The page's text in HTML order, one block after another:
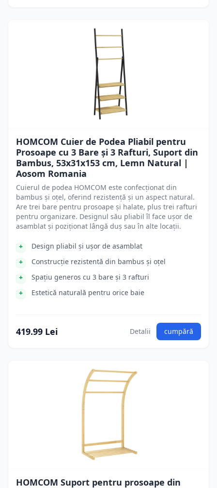
HOMCOM Cuier de Podea Pliabil pentru
Prosoape cu 3 Bare și 3 Rafturi, Suport din
Bambus, 53x31x153 cm, Lemn Natural |
Aosom Romania
Cuierul de podea HOMCOM este confecționat din
bambus și oțel, oferind rezistență și un aspect natural.
Are trei bare pentru prosoape și halate, plus trei rafturi
pentru organizare. Designul său pliabil îl face ușor de
asamblat și poziționat lângă duș sau în alte locații.
Design pliabil și ușor de asamblat
Construcție rezistentă din bambus și oțel
Spațiu generos cu 3 bare și 3 rafturi
Estetică naturală pentru orice baie
419.99 Lei Detalii cumpără
HOMCOM Suport pentru prosoape din